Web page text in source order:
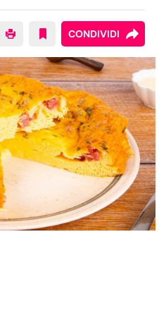
CONDIVIDI